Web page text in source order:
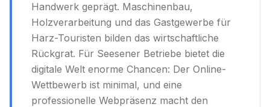
Handwerk geprägt. Maschinenbau,
Holzverarbeitung und das Gastgewerbe für
Harz-Touristen bilden das wirtschaftliche
Rückgrat. Für Seesener Betriebe bietet die
digitale Welt enorme Chancen: Der Online-
Wettbewerb ist minimal, und eine
professionelle Webpräsenz macht den